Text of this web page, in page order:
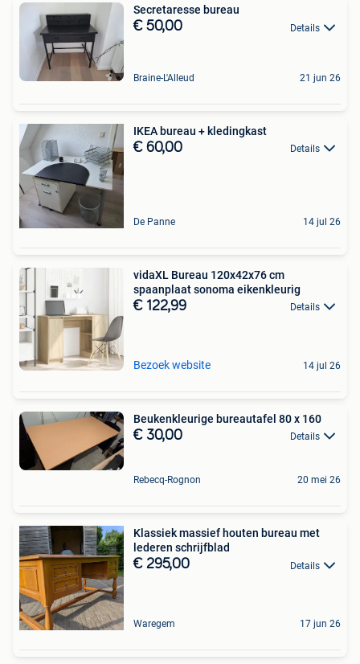
Secretaresse bureau
€ 50,00 Details
Braine-L'Alleud 21 jun 26
IKEA bureau + kledingkast
€ 60,00 Details
De Panne 14 jul 26
vidaXL Bureau 120x42x76 cm
spaanplaat sonoma eikenkleurig
€ 122,99 Details
Bezoek website 14 jul 26
Beukenkleurige bureautafel 80 x 160
€ 30,00 Details
Rebecq-Rognon 20 mei 26
Klassiek massief houten bureau met
lederen schrijfblad
€ 295,00 Details
Waregem 17 jun 26